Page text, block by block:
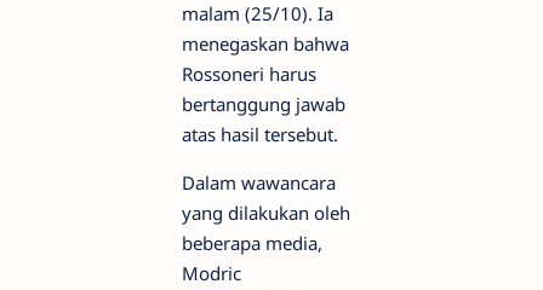
malam (25/10). Ia
menegaskan bahwa
Rossoneri harus
bertanggung jawab
atas hasil tersebut.
Dalam wawancara
yang dilakukan oleh
beberapa media,
Modric